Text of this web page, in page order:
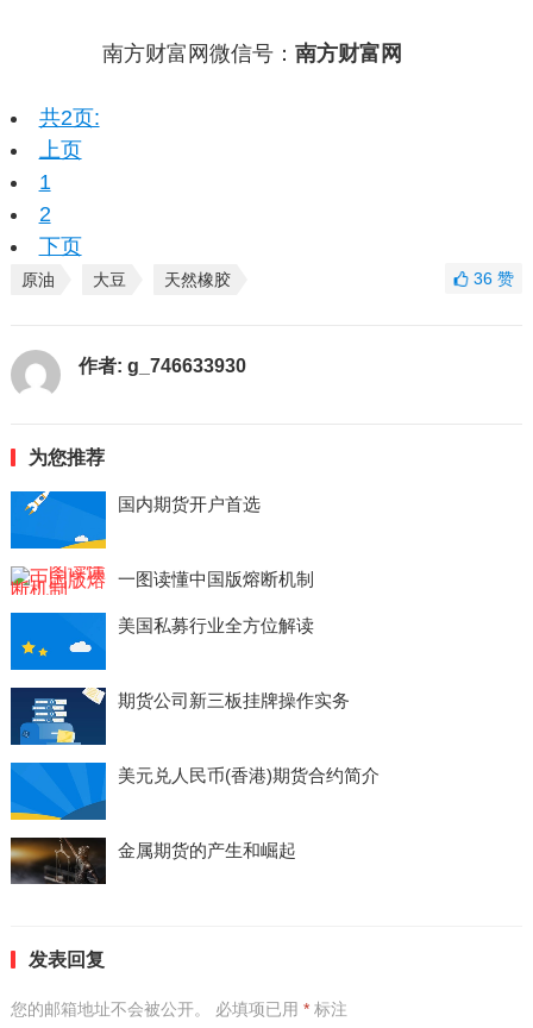
南方财富网微信号： 南方财富网
共2页:
上页
1
2
下页
原油 大豆 天然橡胶 36赞
作者: g_746633930
为您推荐
国内期货开户首选
一图读懂中国版熔断机制
美国私募行业全方位解读
期货公司新三板挂牌操作实务
美元兑人民币(香港)期货合约简介
金属期货的产生和崛起
发表回复
您的邮箱地址不会被公开。 必填项已用 *标注